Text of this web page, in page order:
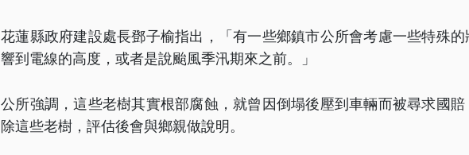
花蓮縣政府建設處長鄧子榆指出，「有一些鄉鎮市公所會考慮一些特殊
響到電線的高度，或者是說颱風季汛期來之前。」
公所強調，這些老樹其實根部腐蝕，就曾因倒塌後壓到車輛而被尋求國
除這些老樹，評估後會與鄉親做說明。